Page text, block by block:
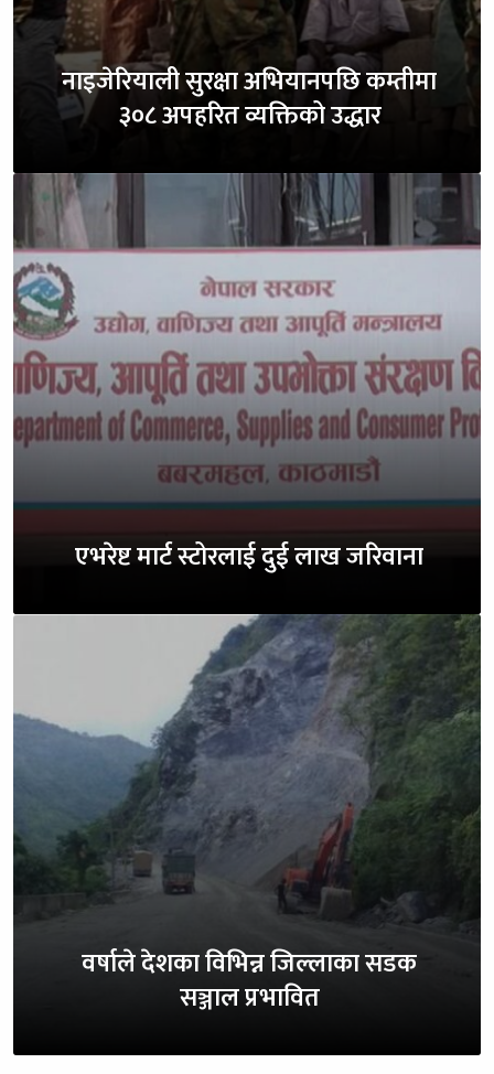
नाइजेरियाली सुरक्षा अभियानपछि कम्तीमा
३०८ अपहरित व्यक्तिको उद्धार
एभरेष्ट मार्ट स्टोरलाई दुई लाख जरिवाना
वर्षाले देशका विभिन्न जिल्लाका सडक
सञ्जाल प्रभावित